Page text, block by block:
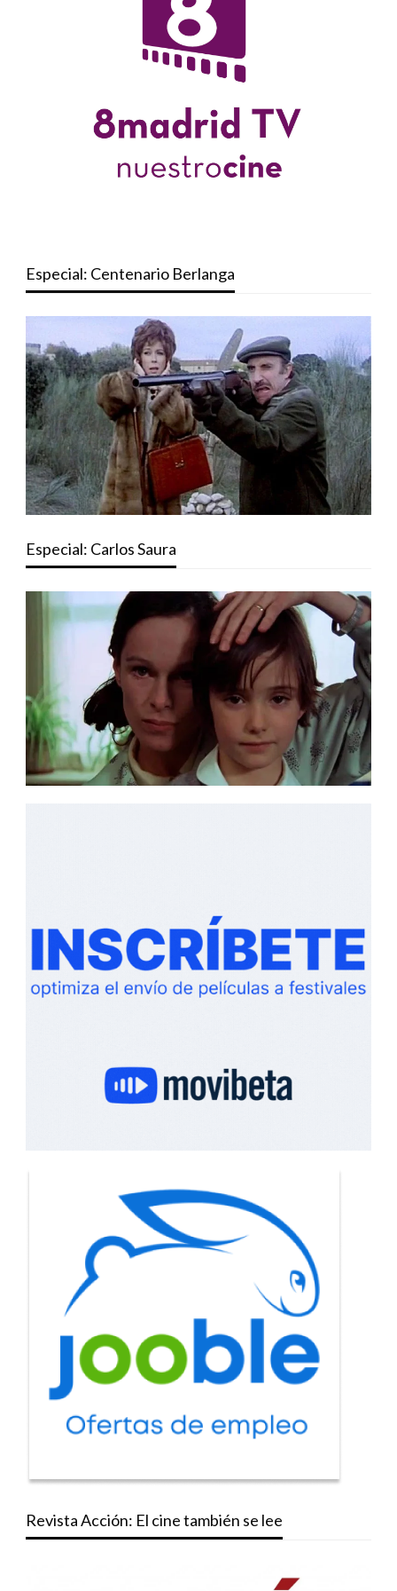
Especial: Centenario Berlanga
Especial: Carlos Saura
Revista Acción: El cine también se lee